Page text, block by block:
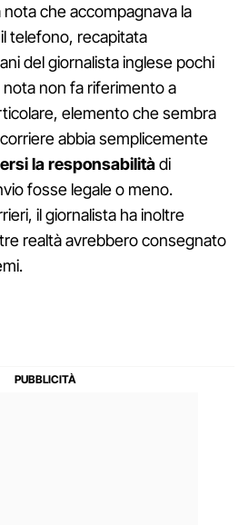
che accompagnava la
telefono, recapitata
del giornalista inglese pochi
nota non fa riferimento a
elemento che sembra
abbia semplicemente
la responsabilitàdi
fosse legale o meno.
il giornalista ha inoltre
realtà avrebbero consegnato